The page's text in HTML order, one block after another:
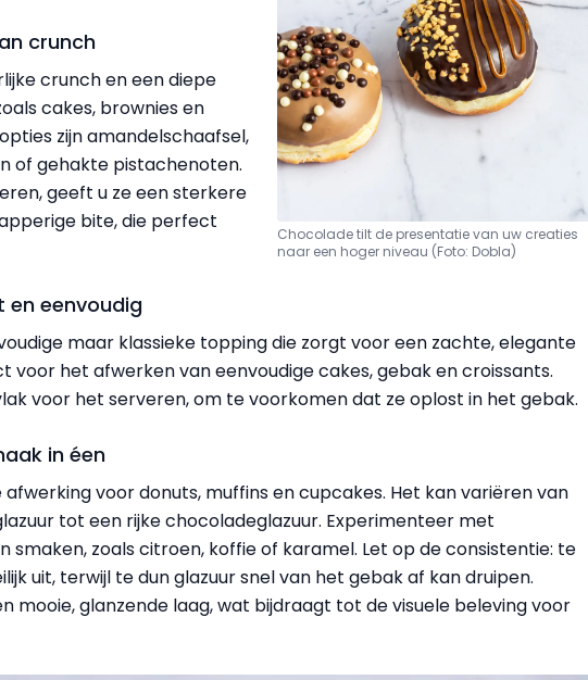
Chocolade tilt de presentatie van uw creaties
naar een hoger niveau (Foto: Dobla)
crunch
crunch en een diepe
cakes, brownies en
zijn amandelschaafsel,
of gehakte pistachenoten.
geeft u ze een sterkere
bite, die perfect
en eenvoudig
maar klassieke topping die zorgt voor een zachte, elegante
voor het afwerken van eenvoudige cakes, gebak en croissants.
voor het serveren, om te voorkomen dat ze oplost in het gebak.
in éen
voor donuts, muffins en cupcakes. Het kan variëren van
tot een rijke chocoladeglazuur. Experimenteer met
smaken, zoals citroen, koffie of karamel. Let op de consistentie: te
uit, terwijl te dun glazuur snel van het gebak af kan druipen.
mooie, glanzende laag, wat bijdraagt tot de visuele beleving voor